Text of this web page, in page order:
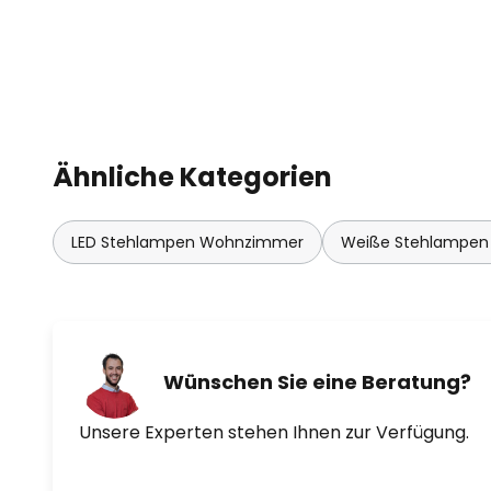
Ähnliche Kategorien
LED Stehlampen Wohnzimmer Weiße
Wünschen Sie eine Beratung?
Unsere Experten stehen Ihnen zur Verfügung.